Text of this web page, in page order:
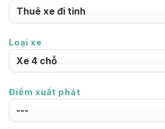
Loại xe
Điểm xuất phát